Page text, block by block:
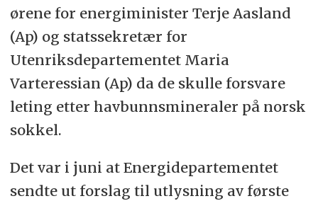
ørene for energiminister Terje Aasland
(Ap) og statssekretær for
Utenriksdepartementet Maria
Varteressian (Ap) da de skulle forsvare
leting etter havbunnsmineraler på norsk
sokkel.
Det var i juni at Energidepartementet
sendte ut forslag til utlysning av første